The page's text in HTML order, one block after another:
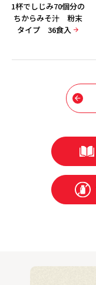
1杯でしじみ70個分の
ちからみそ汁 粉末
タイプ 36食入